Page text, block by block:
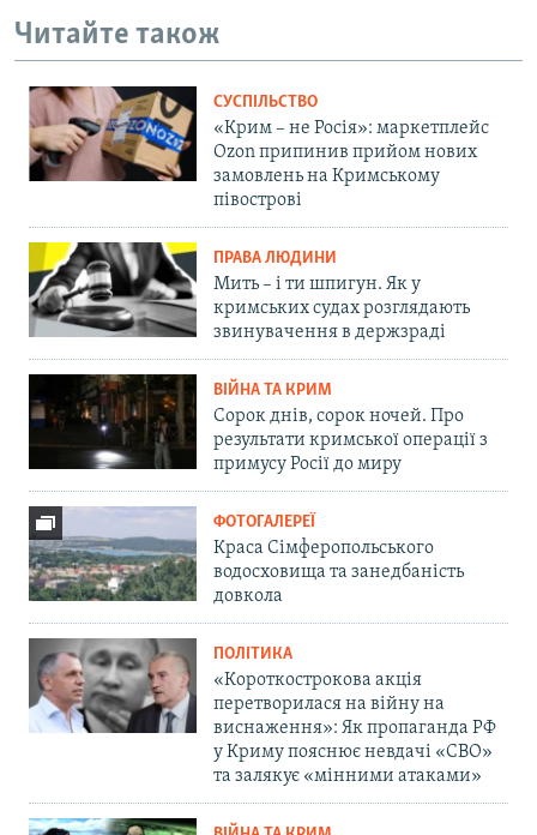
Читайте також
СУСПІЛЬСТВО
«Крим – не Росія»: маркетплейс
Ozon припинив прийом нових
замовлень на Кримському
півострові
ПРАВА ЛЮДИНИ
Мить – і ти шпигун. Як у
кримських судах розглядають
звинувачення в держзраді
ВІЙНА ТА КРИМ
Сорок днів, сорок ночей. Про
результати кримської операції з
примусу Росії до миру
ФОТОГАЛЕРЕЇ
Краса Сімферопольського
водосховища та занедбаність
довкола
ПОЛІТИКА
«Короткострокова акція
перетворилася на війну на
виснаження»: Як пропаганда РФ
у Криму пояснює невдачі «СВО»
та залякує «мінними атаками»